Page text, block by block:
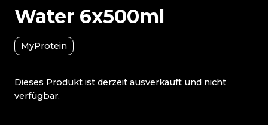
Water 6x500ml
MyProtein
Dieses Produkt ist derzeit ausverkauft und nicht
verfügbar.